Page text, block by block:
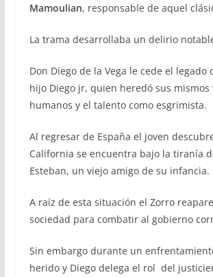
Mamoulian, responsable de aquel
La trama desarrollaba un delirio
Don Diego de la Vega le cede el legado
hijo Diego jr, quien heredó sus mismos
humanos y el talento como esgrimista.
Al regresar de España el joven
California se encuentra bajo la tiranía
Esteban, un viejo amigo de su infancia.
A raíz de esta situación el Zorro
sociedad para combatir al gobierno
Sin embargo durante un
herido y Diego delega el rol del